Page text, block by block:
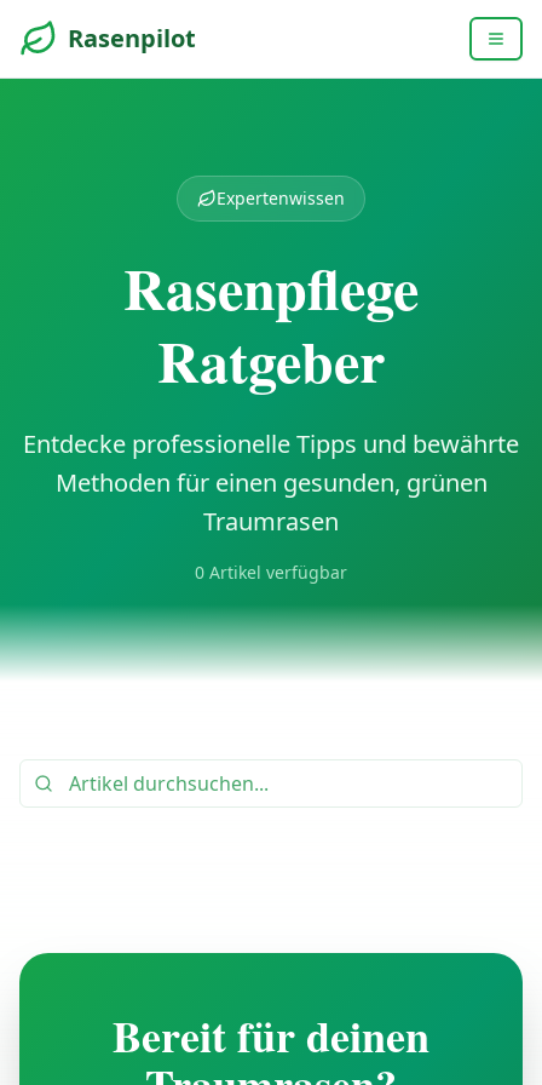
Rasenpilot
Expertenwissen
Rasenpflege
Ratgeber
Entdecke professionelle Tipps und bewährte
Methoden für einen gesunden, grünen
Traumrasen
0 Artikel verfügbar
Bereit für deinen